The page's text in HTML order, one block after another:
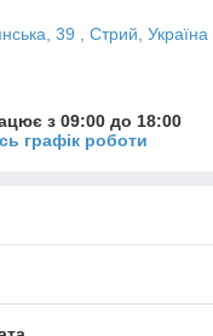
39 , Стрий, Україна
з 09:00 до 18:00
графік роботи